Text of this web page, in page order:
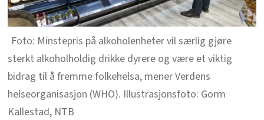
Minstepris på alkoholenheter vil særlig gjøre
sterkt alkoholholdig drikke dyrere og være et viktig
bidrag til å fremme folkehelsa, mener Verdens
helseorganisasjon (WHO). Illustrasjonsfoto: Gorm
Kallestad, NTB